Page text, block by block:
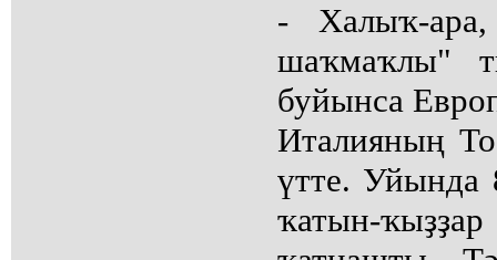
- Халыҡ-
шаҡмаҡлы"
буйынса
Италияның
үтте. Уйында
ҡатын-